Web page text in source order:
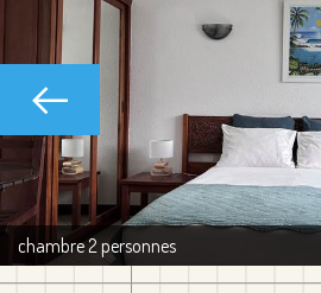
chambre 2 personnes